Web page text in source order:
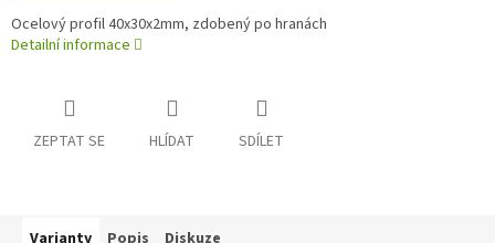
Ocelový profil 40x30x2mm, zdobený po hranách
Detailní informace
ZEPTAT SE HLÍDAT SDÍLET